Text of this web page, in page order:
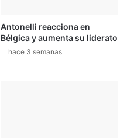
Antonelli reacciona en
Bélgica y aumenta su liderato
hace 3 semanas